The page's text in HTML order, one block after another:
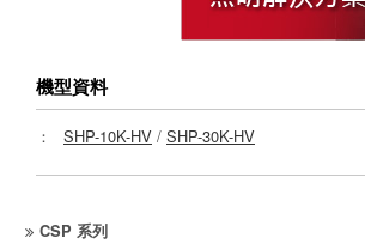
機型資料
： SHP-10K-HV / SHP-30K-HV
CSP 系列